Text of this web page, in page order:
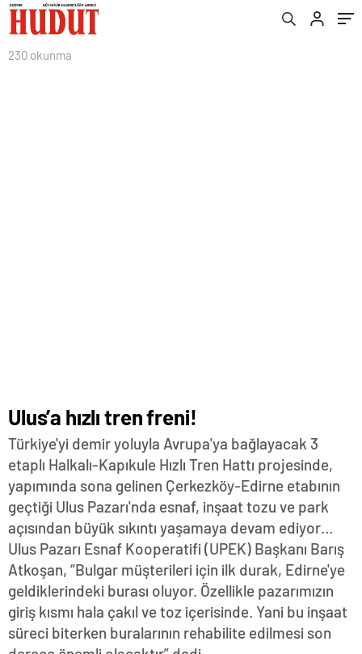
230 okunma
Ulus’a hızlı tren freni!
Türkiye'yi demir yoluyla Avrupa'ya bağlayacak 3
etaplı Halkalı-Kapıkule Hızlı Tren Hattı projesinde,
yapımında sona gelinen Çerkezköy-Edirne etabının
geçtiği Ulus Pazarı'nda esnaf, inşaat tozu ve park
açısından büyük sıkıntı yaşamaya devam ediyor…
Ulus Pazarı Esnaf Kooperatifi (UPEK) Başkanı Barış
Atkoşan, “Bulgar müşterileri için ilk durak, Edirne'ye
geldiklerindeki burası oluyor. Özellikle pazarımızın
giriş kısmı hala çakıl ve toz içerisinde. Yani bu inşaat
süreci biterken buralarının rehabilite edilmesi son